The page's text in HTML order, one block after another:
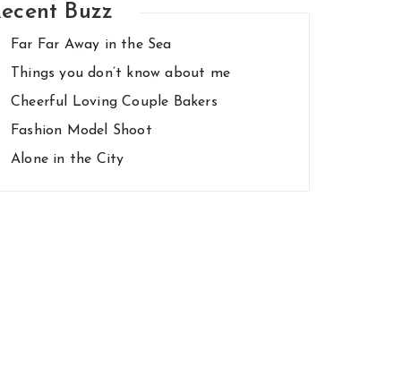
Buzz
Far Far Away in the Sea
Things you don’t know about me
Cheerful Loving Couple Bakers
Fashion Model Shoot
Alone in the City